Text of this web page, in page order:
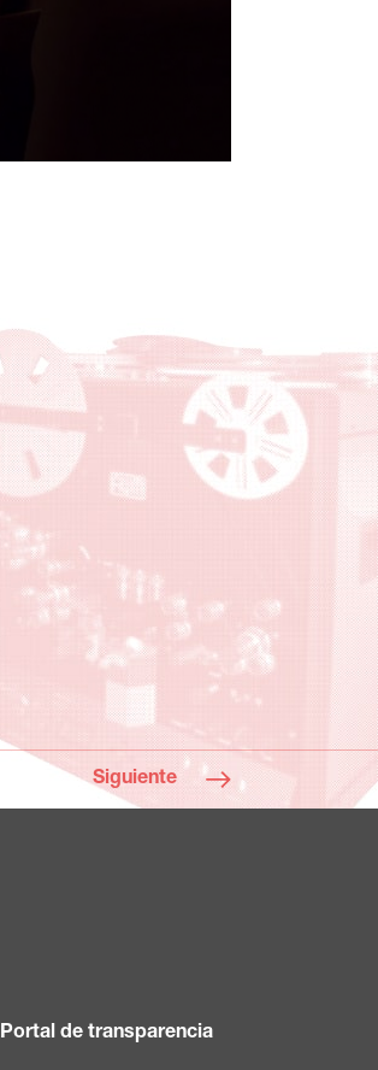
Siguiente
Portal de transparencia